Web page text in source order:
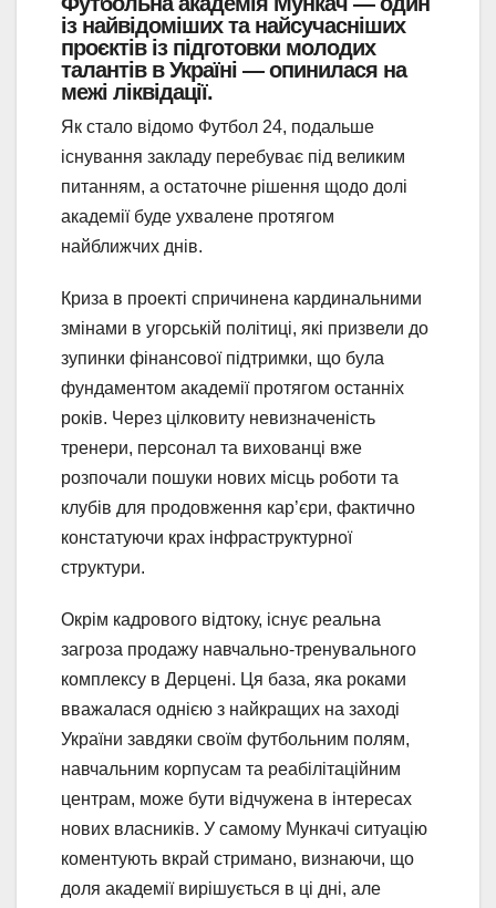
із найвідоміших та найсучасніших
проєктів із підготовки молодих
талантів вУкраїні — опинилася на
межі ліквідації.
Як стало відомо Футбол 24, подальше
існування закладу перебуває під великим
питанням, а остаточне рішення щодо долі
академії буде ухвалене протягом
найближчих днів.
Криза в проекті спричинена кардинальними
змінами в угорській політиці, які призвели до
зупинки фінансової підтримки, що була
фундаментом академії протягом останніх
років. Через цілковиту невизначеність
тренери, персонал та вихованці вже
розпочали пошуки нових місць роботи та
клубів для продовження кар’єри, фактично
констатуючи крах інфраструктурної
структури.
Окрім кадрового відтоку, існує реальна
загроза продажу навчально-тренувального
комплексу в Дерцені. Ця база, яка роками
вважалася однією з найкращих на заході
України завдяки своїм футбольним полям,
навчальним корпусам та реабілітаційним
центрам, може бути відчужена в інтересах
нових власників. У самому Мункачі ситуацію
коментують вкрай стримано, визнаючи, що
доля академії вирішується в ці дні, але